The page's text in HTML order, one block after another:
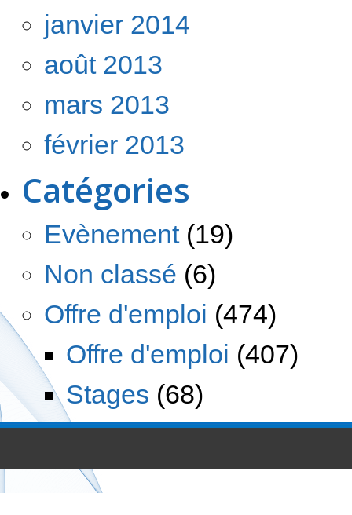
janvier 2014
août 2013
mars 2013
février 2013
Catégories
Evènement(19)
Non classé (6)
Offre d'emploi (474)
Offre d'emploi (407)
Stages (68)